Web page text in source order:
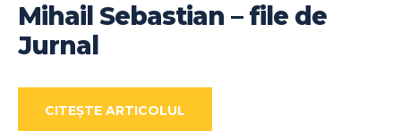
Mihail Sebastian – file de
Jurnal
CITEȘTE ARTICOLUL